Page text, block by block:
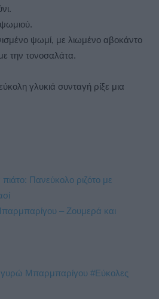
ψωμί, με λιωμένο αβοκάντο
την τονοσαλάτα.
γλυκιά συνταγή ρίξε μια
Πανεύκολο ριζότο με
– Ζουμερά και
Μπαρμπαρίγου #Εύκολες